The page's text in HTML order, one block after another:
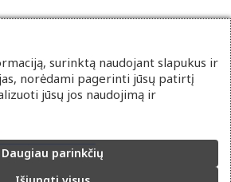
surinktą naudojant slapukus ir
norėdami pagerinti jūsų patirtį
jūsų jos naudojimą ir
Daugiau parinkčių